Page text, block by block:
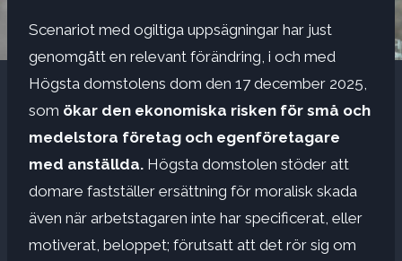
Scenariot med ogiltiga uppsägningar har just
genomgått en relevant förändring, i och med
Högsta domstolens dom den 17 december 2025,
som ökar den ekonomiska risken för små och
medelstora företag och egenföretagare
med anställda. Högsta domstolen stöder att
domare fastställer ersättning för moralisk skada
även när arbetstagaren inte har specificerat, eller
motiverat, beloppet; förutsatt att det rör sig om